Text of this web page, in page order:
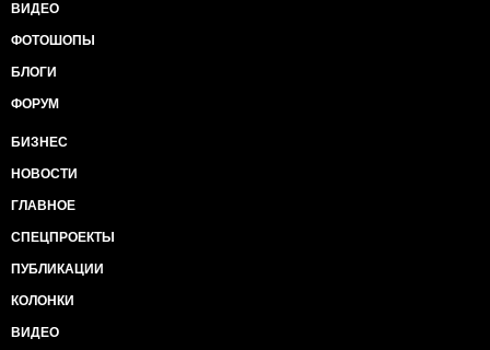
ВИДЕО
ФОТОШОПЫ
БЛОГИ
ФОРУМ
БИЗНЕС
НОВОСТИ
ГЛАВНОЕ
СПЕЦПРОЕКТЫ
ПУБЛИКАЦИИ
КОЛОНКИ
ВИДЕО